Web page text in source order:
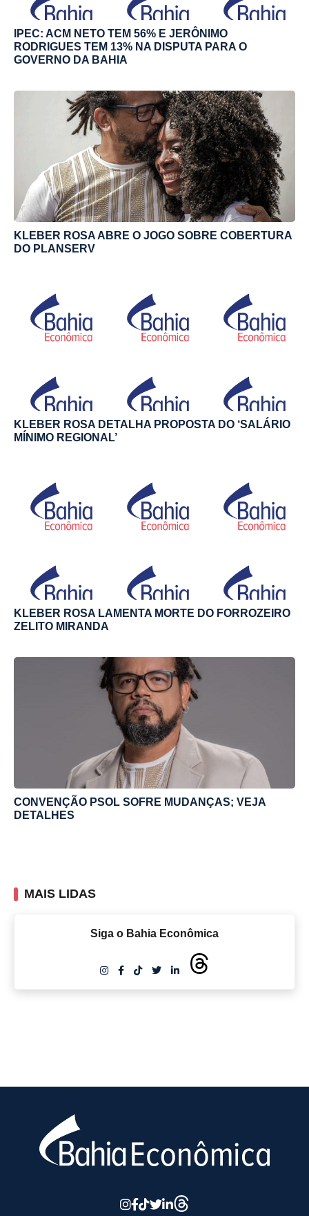
IPEC: ACM NETO TEM 56% E JERÔNIMO
RODRIGUES TEM 13% NA DISPUTA PARA O
GOVERNO DA BAHIA
KLEBER ROSA ABRE O JOGO SOBRE COBERTURA
DO PLANSERV
KLEBER ROSA DETALHA PROPOSTA DO ‘SALÁRIO
MÍNIMO REGIONAL’
KLEBER ROSA LAMENTA MORTE DO FORROZEIRO
ZELITO MIRANDA
CONVENÇÃO PSOL SOFRE MUDANÇAS; VEJA
DETALHES
MAIS LIDAS
Siga o Bahia Econômica